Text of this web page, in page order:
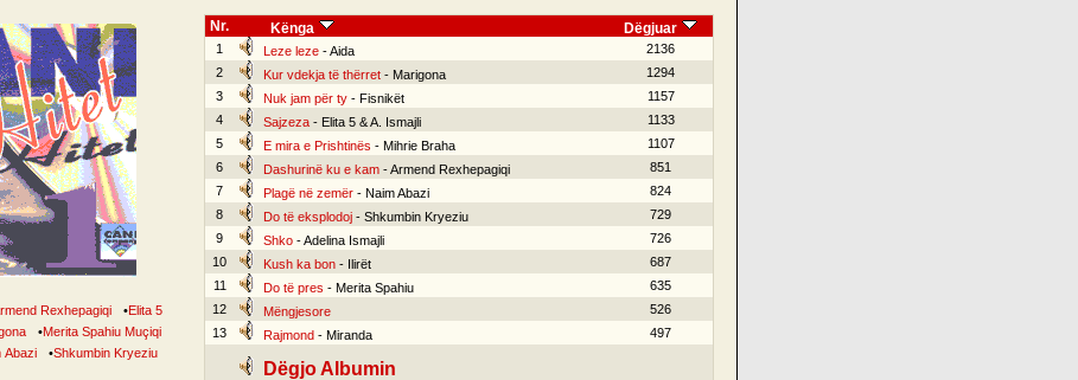
Rexhepagiqi •Elita 5
•Merita Spahiu Muçiqi
Abazi •Shkumbin Kryeziu
Nr. Kënga Dëgjuar
1 Leze leze- Aida
2136
2
Kur vdekja të thërret- Marigona
1294
3
Nuk jam për ty- Fisnikët
1157
4
Sajzeza- Elita 5 & A. Ismajli
1133
5
E mira e Prishtinës - Mihrie Braha
1107
6
Dashurinë ku e kam- Armend Rexhepagiqi
851
7
Plagë në zemër- Naim Abazi
824
8
Do të eksplodoj- Shkumbin Kryeziu
729
9
Shko- Adelina Ismajli
726
10
Kush ka bon- Ilirët
687
11
Do të pres - Merita Spahiu
635
12
Mëngjesore
526
13
Rajmond- Miranda 497
Dëgjo Albumin